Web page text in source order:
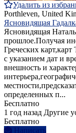
Удалить из
Porthleven, United
Ясновидящая
Ясновидящая
прошлое.Получая
Греческих
с указанием дат и
внешность и
определенных п...
Бесплатно
1 год назад Другие
Бесплатно
Написать